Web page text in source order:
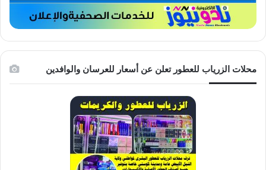
محلات الزرياب للعطور تعلن عن أسعار للعرسان والوافدين